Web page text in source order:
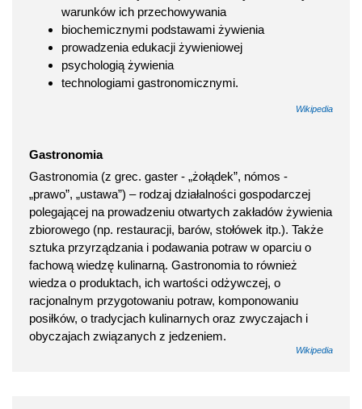
warunków ich przechowywania
biochemicznymi podstawami żywienia
prowadzenia edukacji żywieniowej
psychologią żywienia
technologiami gastronomicznymi.
Wikipedia
Gastronomia
Gastronomia (z grec. gaster - „żołądek”, nómos -
„prawo”, „ustawa”) – rodzaj działalności gospodarczej
polegającej na prowadzeniu otwartych zakładów żywienia
zbiorowego (np. restauracji, barów, stołówek itp.). Także
sztuka przyrządzania i podawania potraw w oparciu o
fachową wiedzę kulinarną. Gastronomia to również
wiedza o produktach, ich wartości odżywczej, o
racjonalnym przygotowaniu potraw, komponowaniu
posiłków, o tradycjach kulinarnych oraz zwyczajach i
obyczajach związanych z jedzeniem.
Wikipedia